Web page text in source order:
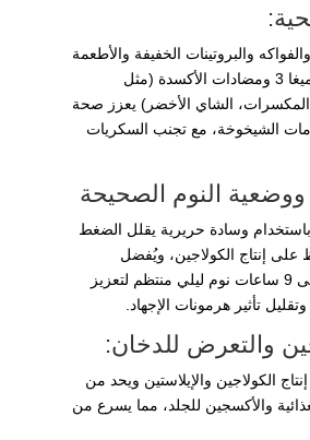
والبروتينات الخفيفة والأطعمة
الغنية بأحماض أوميغا 3 ومضادات الأكسدة (مثل
المكسرات، الشاي الأخضر) يعزز صحة
الشيخوخة، مع تجنب السكريات
ووضعية النوم الصحيحة
وسادة حريرية يقلل الضغط
على إنتاج الكولاجين، ويُفضل
الحصول على 7 إلى 9 ساعات نوم ليلي منتظم لتعزيز
تأثير هرمونات الإجهاد.
والتعرض للدخان:
الكولاجين والإيلاستين ويحد من
والأكسجين للجلد، مما يسرع من